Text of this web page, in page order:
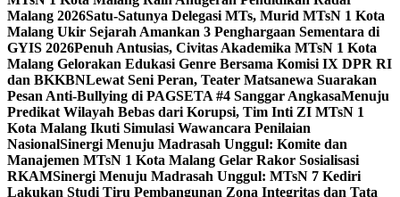
Malang 2026Satu-Satunya Delegasi MTs, Murid MTsN 1 Kota
Malang Ukir Sejarah Amankan 3 Penghargaan Sementara di
GYIS 2026Penuh Antusias, Civitas Akademika MTsN 1 Kota
Malang Gelorakan Edukasi Genre Bersama Komisi IX DPR RI
dan BKKBNLewat Seni Peran, Teater Matsanewa Suarakan
Pesan Anti-Bullying di PAGSETA #4 Sanggar AngkasaMenuju
Predikat Wilayah Bebas dari Korupsi, Tim Inti ZI MTsN 1
Kota Malang Ikuti Simulasi Wawancara Penilaian
NasionalSinergi Menuju Madrasah Unggul: Komite dan
Manajemen MTsN 1 Kota Malang Gelar Rakor Sosialisasi
RKAMSinergi Menuju Madrasah Unggul: MTsN 7 Kediri
Lakukan Studi Tiru Pembangunan Zona Integritas dan Tata